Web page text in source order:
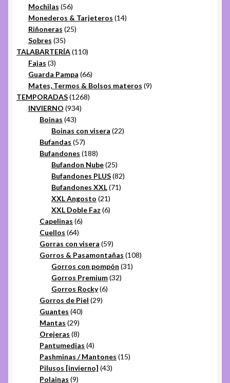
Mochilas 5656
productos
Monederos & Tarjeteros 1414
Riñoneras 2525
Sobres 3535
productos
TALABARTERÍA 110110
Fajas 33
productos
Guarda Pampa 6666
productos
Mates, Termos & Bolsos materos 99
TEMPORADAS 12681268
INVIERNO 934934
Boinas 4343
productos
Boinas con visera 2222
Bufandas 5757
productos
Bufandones 188188
productos
Bufandon Nube 2525
productos
Bufandones PLUS 8282
Bufandones XXL 7171
XXL Angosto 2121
productos
XXL Doble Faz 66
Capelinas 66
Cuellos 6464
productos
Gorras con visera 5959
productos
Gorros & Pasamontañas 108108
Gorros con pompón 3131
Gorros Premium 3232
Gorros Rocky 66
Gorros de Piel 2929
Guantes 4040
Mantas 2929
productos
Orejeras 88
productos
Pantumedias 44
productos
Pashminas / Mantones 1515
Pilusos [invierno] 4343
Polainas 99